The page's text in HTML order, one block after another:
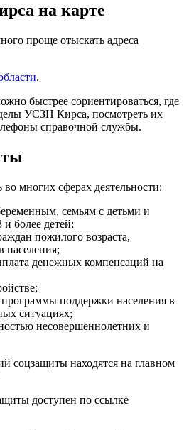
на карте
проще отыскать адреса
.
быстрее сориентироваться, где
УСЗН Кирса, посмотреть их
справочной службы.
многих сферах деятельности:
семьям с детьми и
более детей;
пожилого возраста,
населения;
денежных компенсаций на
поддержки населения в
ситуациях;
несовершеннолетних и
соцзащиты находятся на главном
доступен по ссылке